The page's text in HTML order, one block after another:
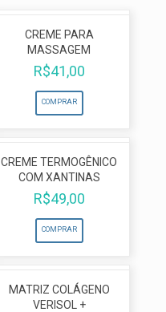
CREME PARA
MASSAGEM
R$41,00
COMPRAR
CREME TERMOGÊNICO
COM XANTINAS
R$49,00
COMPRAR
MATRIZ COLÁGENO
VERISOL +